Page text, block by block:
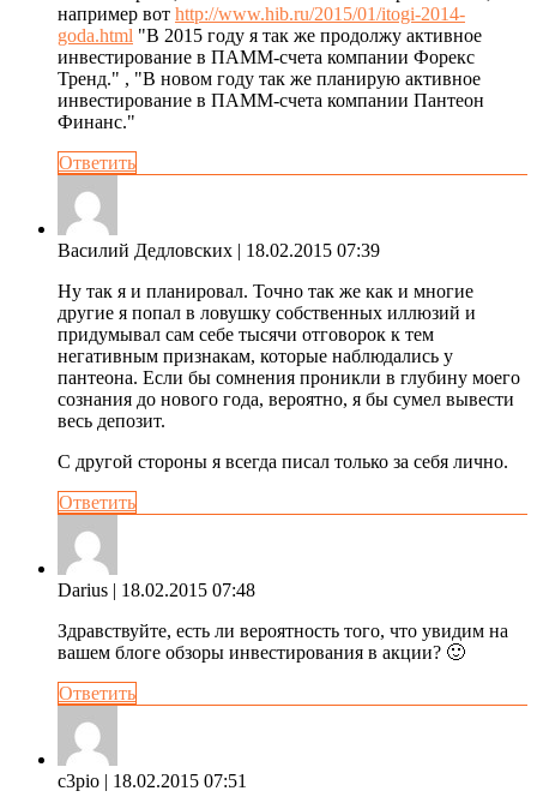
например вот http://www.hib.ru/2015/01/itogi-2014-
goda.html "В 2015 году я так же продолжу активное
инвестирование в ПАММ-счета компании Форекс
Тренд." , "В новом году так же планирую активное
инвестирование в ПАММ-счета компании Пантеон
Финанс."
Ответить
Василий Дедловских | 18.02.2015 07:39
Ну так я и планировал. Точно так же как и многие
другие я попал в ловушку собственных иллюзий и
придумывал сам себе тысячи отговорок к тем
негативным признакам, которые наблюдались у
пантеона. Если бы сомнения проникли в глубину моего
сознания до нового года, вероятно, я бы сумел вывести
весь депозит.
С другой стороны я всегда писал только за себя лично.
Ответить
Darius | 18.02.2015 07:48
Здравствуйте, есть ли вероятность того, что увидим на
вашем блоге обзоры инвестирования в акции? 🙂
Ответить
c3pio | 18.02.2015 07:51